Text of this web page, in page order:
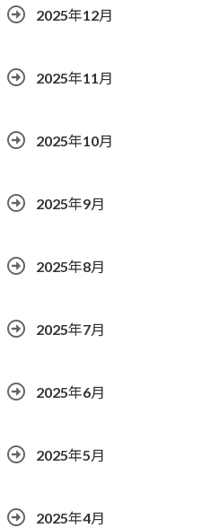
2025年12月
2025年11月
2025年10月
2025年9月
2025年8月
2025年7月
2025年6月
2025年5月
2025年4月